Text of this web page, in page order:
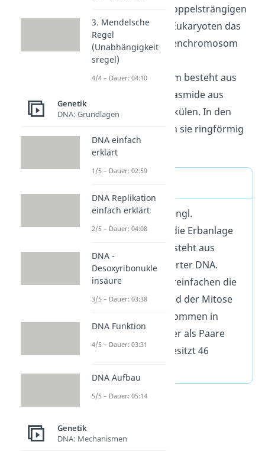
Gegensatz zu den doppelsträngigen
Chromosomen der Eukaryoten das
sogenannte Bakterienchromosom
undPlasmide
Bakterienchromosom besteht aus
größeren und die Plasmide aus
kleineren DNA-Molekülen. In den
meisten Fällen liegen sie ringförmig
in der Procyte vor.
Ein Chromosom (engl.
chromosome) ist die Erbanlage
und besteht aus
extrem komprimierter DNA.
Chromosomen vereinfachen die
Zellteilung während der Mitose
und Meiose und kommen in
Körperzellen immer als Paare
vor. Ein Mensch besitzt 46
3. Mendelsche
Regel
(Unabhängigkeit
sregel)
4/4 – Dauer: 04:10
Genetik
DNA: Grundlagen
DNA einfach
erklärt
1/5 – Dauer: 02:59
DNA Replikation
einfach erklärt
2/5 – Dauer: 04:08
DNA -
Desoxyribonukle
insäure
3/5 – Dauer: 03:38
DNA Funktion
4/5 – Dauer: 03:31
DNA Aufbau
5/5 – Dauer: 05:14
Genetik
DNA: Mechanismen